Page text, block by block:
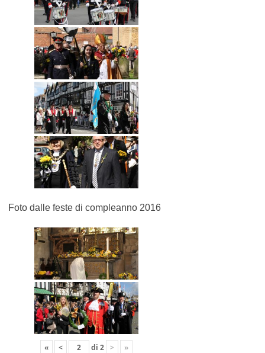
Foto dalle feste di compleanno 2016
« < di 2 > »